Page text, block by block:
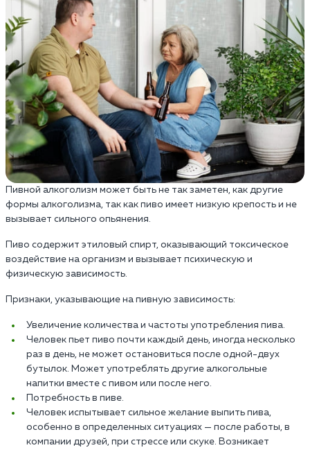
Пивной алкоголизм может быть не так заметен, как другие
формы алкоголизма, так как пиво имеет низкую крепость и не
вызывает сильного опьянения.
Пиво содержит этиловый спирт, оказывающий токсическое
воздействие на организм и вызывает психическую и
физическую зависимость.
Признаки, указывающие на пивную зависимость:
Увеличение количества и частоты употребления пива.
Человек пьет пиво почти каждый день, иногда несколько
раз в день, не может остановиться после одной-двух
бутылок. Может употреблять другие алкогольные
напитки вместе с пивом или после него.
Потребность в пиве.
Человек испытывает сильное желание выпить пива,
особенно в определенных ситуациях — после работы, в
компании друзей, при стрессе или скуке. Возникает